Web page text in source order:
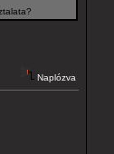
Naplózva